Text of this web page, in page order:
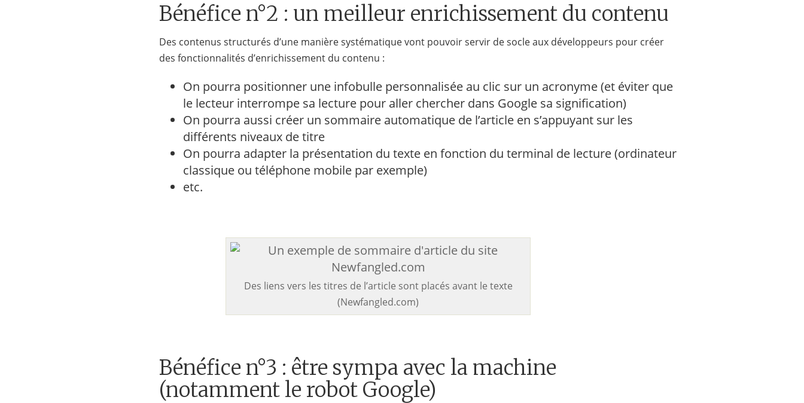
Bénéfice n°2 : un meilleur enrichissement du contenu
Des contenus structurés d’une manière systématique vont pouvoir servir de socle aux développeurs pour créer
des fonctionnalités d’enrichissement du contenu :
On pourra positionner une infobulle personnalisée au clic sur un acronyme (et éviter que
le lecteur interrompe sa lecture pour aller chercher dans Google sa signification)
On pourra aussi créer un sommaire automatique de l’article en s’appuyant sur les
différents niveaux de titre
On pourra adapter la présentation du texte en fonction du terminal de lecture (ordinateur
classique ou téléphone mobile par exemple)
etc.
Des liens vers les titres de l’article sont placés avant le texte
(Newfangled.com)
Bénéfice n°3 : être sympa avec la machine
(notamment le robot Google)